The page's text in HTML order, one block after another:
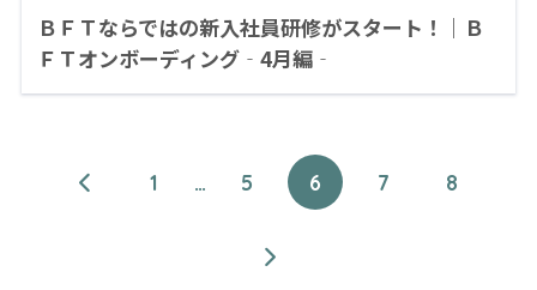
ＢＦＴならではの新入社員研修がスタート！｜Ｂ
ＦＴオンボーディング‐4月編‐
1 … 5 6 7 8